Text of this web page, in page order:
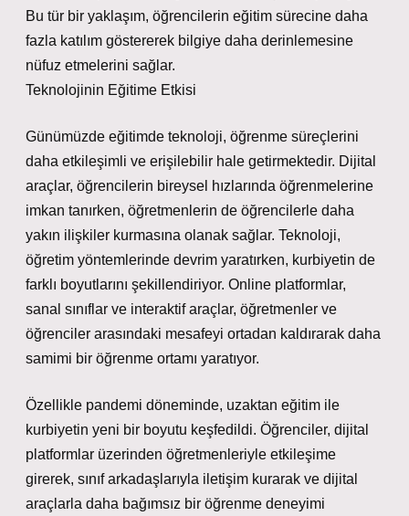
Bu tür bir yaklaşım, öğrencilerin eğitim sürecine daha
fazla katılım göstererek bilgiye daha derinlemesine
nüfuz etmelerini sağlar.
Teknolojinin Eğitime Etkisi
Günümüzde eğitimde teknoloji, öğrenme süreçlerini
daha etkileşimli ve erişilebilir hale getirmektedir. Dijital
araçlar, öğrencilerin bireysel hızlarında öğrenmelerine
imkan tanırken, öğretmenlerin de öğrencilerle daha
yakın ilişkiler kurmasına olanak sağlar. Teknoloji,
öğretim yöntemlerinde devrim yaratırken, kurbiyetin de
farklı boyutlarını şekillendiriyor. Online platformlar,
sanal sınıflar ve interaktif araçlar, öğretmenler ve
öğrenciler arasındaki mesafeyi ortadan kaldırarak daha
samimi bir öğrenme ortamı yaratıyor.
Özellikle pandemi döneminde, uzaktan eğitim ile
kurbiyetin yeni bir boyutu keşfedildi. Öğrenciler, dijital
platformlar üzerinden öğretmenleriyle etkileşime
girerek, sınıf arkadaşlarıyla iletişim kurarak ve dijital
araçlarla daha bağımsız bir öğrenme deneyimi